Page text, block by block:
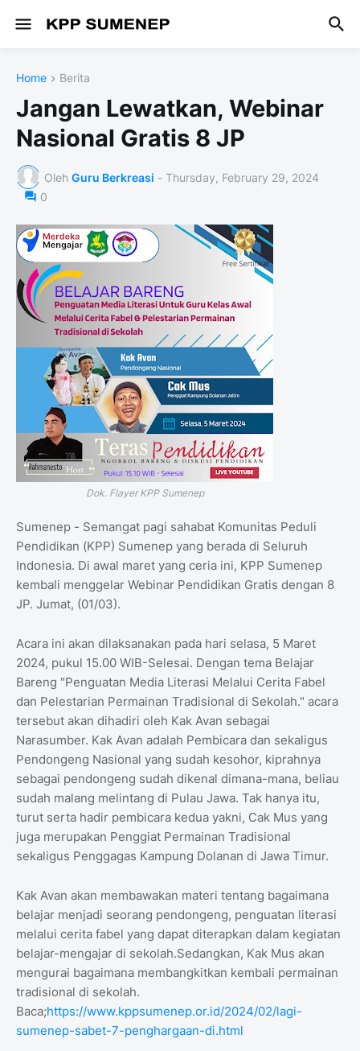
Home Berita
Jangan Lewatkan, Webinar
Nasional Gratis 8 JP
Oleh Guru Berkreasi - Thursday, February 29, 2024
0
Dok. Flayer KPP Sumenep
Sumenep - Semangat pagi sahabat Komunitas Peduli
Pendidikan (KPP) Sumenep yang berada di Seluruh
Indonesia. Di awal maret yang ceria ini, KPP Sumenep
kembali menggelar Webinar Pendidikan Gratis dengan 8
JP. Jumat, (01/03).
Acara ini akan dilaksanakan pada hari selasa, 5 Maret
2024, pukul 15.00 WIB-Selesai. Dengan tema Belajar
Bareng "Penguatan Media Literasi Melalui Cerita Fabel
dan Pelestarian Permainan Tradisional di Sekolah." acara
tersebut akan dihadiri oleh Kak Avan sebagai
Narasumber. Kak Avan adalah Pembicara dan sekaligus
Pendongeng Nasional yang sudah kesohor, kiprahnya
sebagai pendongeng sudah dikenal dimana-mana, beliau
sudah malang melintang di Pulau Jawa. Tak hanya itu,
turut serta hadir pembicara kedua yakni, Cak Mus yang
juga merupakan Penggiat Permainan Tradisional
sekaligus Penggagas Kampung Dolanan di Jawa Timur.
Kak Avan akan membawakan materi tentang bagaimana
belajar menjadi seorang pendongeng, penguatan literasi
melalui cerita fabel yang dapat diterapkan dalam kegiatan
belajar-mengajar di sekolah.Sedangkan, Kak Mus akan
mengurai bagaimana membangkitkan kembali permainan
tradisional di sekolah.
Baca;https://www.kppsumenep.or.id/2024/02/lagi-
sumenep-sabet-7-penghargaan-di.html